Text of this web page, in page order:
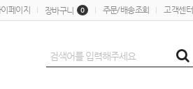
페이지 장바구니 0 주문/배송조회 고객센터